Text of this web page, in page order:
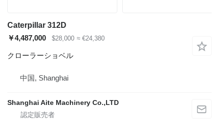
Caterpillar 312D
￥4,487,000
$28,000 ≈ €24,380
クローラーショベル
中国, Shanghai
Shanghai Aite Machinery Co.,LTD